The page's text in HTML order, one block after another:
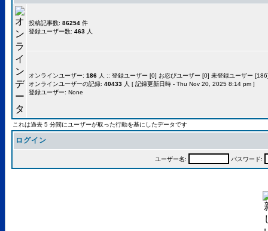
投稿記事数: 86254 件
登録ユーザー数: 463 人
オンラインユーザー: 186 人 :: 登録ユーザー [0] お忍びユーザー [0] 未登録ユーザー
オンラインユーザーの記録: 40433 人 [ 記録更新日時 - Thu Nov 20, 2025 8:14 pm ]
登録ユーザー: None
これは過去 5 分間にユーザーが取った行動を基にしたデータです
ログイン
ユーザー名: パスワード: